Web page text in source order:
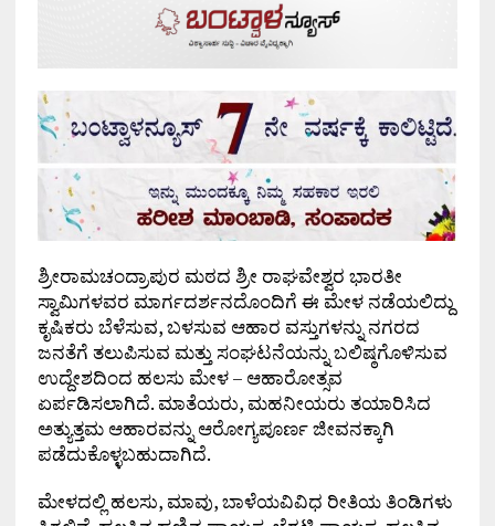
ಶ್ರೀರಾಮಚಂದ್ರಾಪುರ ಮಠದ ಶ್ರೀ ರಾಘವೇಶ್ವರ ಭಾರತೀ
ಸ್ವಾಮಿಗಳವರ ಮಾರ್ಗದರ್ಶನದೊಂದಿಗೆ ಈ ಮೇಳ ನಡೆಯಲಿದ್ದು
ಕೃಷಿಕರು ಬೆಳೆಸುವ, ಬಳಸುವ ಆಹಾರ ವಸ್ತುಗಳನ್ನು ನಗರದ
ಜನತೆಗೆ ತಲುಪಿಸುವ ಮತ್ತು ಸಂಘಟನೆಯನ್ನು ಬಲಿಷ್ಠಗೊಳಿಸುವ
ಉದ್ದೇಶದಿಂದ ಹಲಸು ಮೇಳ – ಆಹಾರೋತ್ಸವ
ಏರ್ಪಡಿಸಲಾಗಿದೆ. ಮಾತೆಯರು, ಮಹನೀಯರು ತಯಾರಿಸಿದ
ಅತ್ಯುತ್ತಮ ಆಹಾರವನ್ನು ಆರೋಗ್ಯಪೂರ್ಣ ಜೀವನಕ್ಕಾಗಿ
ಪಡೆದುಕೊಳ್ಳಬಹುದಾಗಿದೆ.
ಮೇಳದಲ್ಲಿ ಹಲಸು, ಮಾವು, ಬಾಳೆಯವಿವಿಧ ರೀತಿಯ ತಿಂಡಿಗಳು